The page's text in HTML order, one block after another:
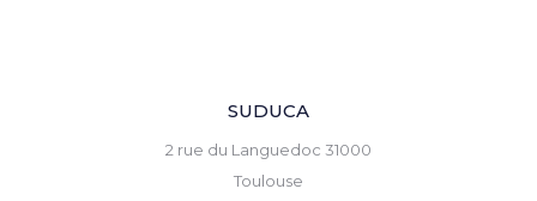
SUDUCA
2 rue du Languedoc 31000
Toulouse